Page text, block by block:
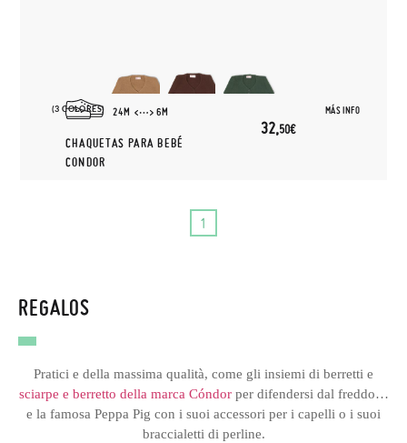
(3 COLORES) MÁS INFO
24M 6M
CHAQUETAS PARA BEBÉ
CONDOR
32,50€
1
REGALOS
Pratici e della massima qualità, come gli insiemi di berretti e
sciarpe e berretto della marca Cóndor per difendersi dal freddo…
e la famosa Peppa Pig con i suoi accessori per i capelli o i suoi
braccialetti di perline.